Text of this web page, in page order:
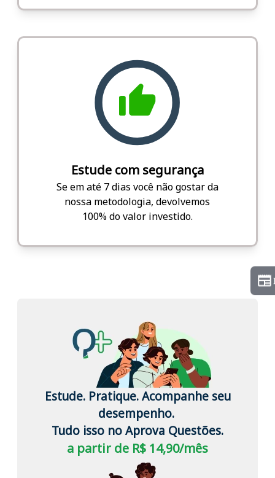
Estude com segurança
Se em até 7 dias você não gostar da
nossa metodologia, devolvemos
100% do valor investido.
Estude. Pratique. Acompanhe seu
desempenho.
Tudo isso no Aprova Questões.
a partir de R$ 14,90/mês